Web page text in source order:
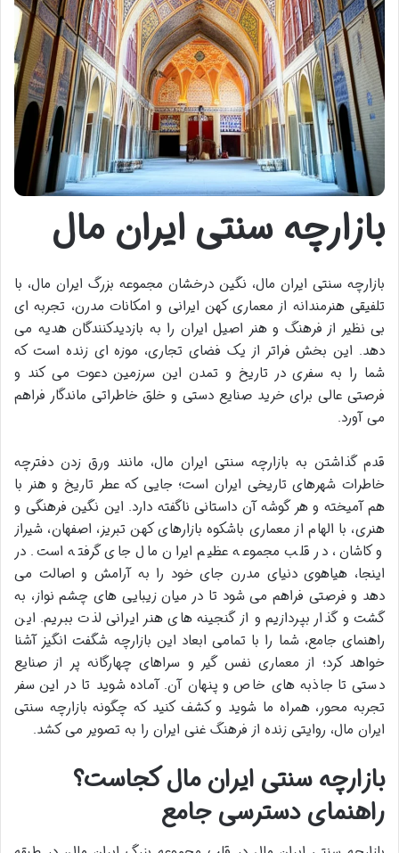
بازارچه سنتی ایران مال
بازارچه سنتی ایران مال، نگین درخشان مجموعه بزرگ ایران مال، با
تلفیقی هنرمندانه از معماری کهن ایرانی و امکانات مدرن، تجربه ای
بی نظیر از فرهنگ و هنر اصیل ایران را به بازدیدکنندگان هدیه می
دهد. این بخش فراتر از یک فضای تجاری، موزه ای زنده است که
شما را به سفری در تاریخ و تمدن این سرزمین دعوت می کند و
فرصتی عالی برای خرید صنایع دستی و خلق خاطراتی ماندگار فراهم
می آورد.
قدم گذاشتن به بازارچه سنتی ایران مال، مانند ورق زدن دفترچه
خاطرات شهرهای تاریخی ایران است؛ جایی که عطر تاریخ و هنر با
هم آمیخته و هر گوشه آن داستانی ناگفته دارد. این نگین فرهنگی و
هنری، با الهام از معماری باشکوه بازارهای کهن تبریز، اصفهان، شیراز
و کاشان، در قلب مجموعه عظیم ایران مال جای گرفته است. در
اینجا، هیاهوی دنیای مدرن جای خود را به آرامش و اصالت می
دهد و فرصتی فراهم می شود تا در میان زیبایی های چشم نواز، به
گشت و گذار بپردازیم و از گنجینه های هنر ایرانی لذت ببریم. این
راهنمای جامع، شما را با تمامی ابعاد این بازارچه شگفت انگیز آشنا
خواهد کرد؛ از معماری نفس گیر و سراهای چهارگانه پر از صنایع
دستی تا جاذبه های خاص و پنهان آن. آماده شوید تا در این سفر
تجربه محور، همراه ما شوید و کشف کنید که چگونه بازارچه سنتی
ایران مال، روایتی زنده از فرهنگ غنی ایران را به تصویر می کشد.
بازارچه سنتی ایران مال کجاست؟
راهنمای دسترسی جامع